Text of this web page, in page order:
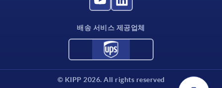
배송 서비스 제공업체
© KIPP 2026. All rights reserved